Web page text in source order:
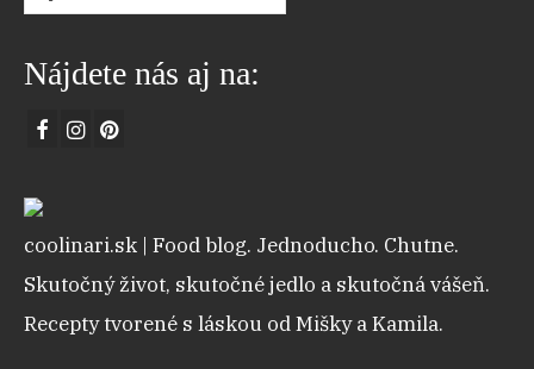
Nájdete nás aj na:
coolinari.sk | Food blog. Jednoducho. Chutne.
Skutočný život, skutočné jedlo a skutočná vášeň.
Recepty tvorené s láskou od Mišky a Kamila.